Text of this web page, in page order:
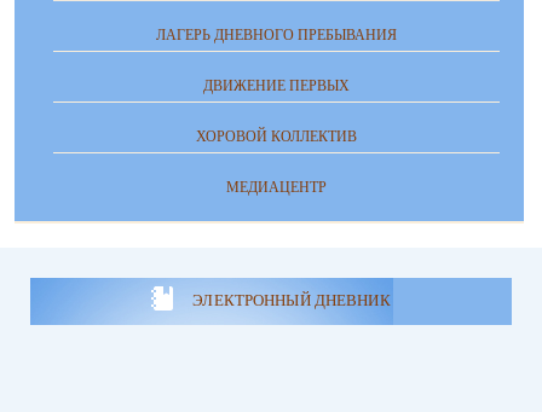
ЛАГЕРЬ ДНЕВНОГО ПРЕБЫВАНИЯ
ДВИЖЕНИЕ ПЕРВЫХ
ХОРОВОЙ КОЛЛЕКТИВ
МЕДИАЦЕНТР
ЭЛЕКТРОННЫЙ ДНЕВНИК